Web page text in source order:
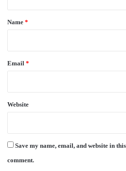
*
Name *
Email *
Website
Save my name, email, and website in
comment.